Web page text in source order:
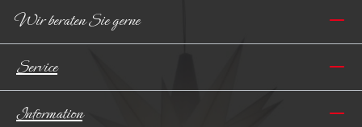
Wir beraten Sie gerne
Service
Information